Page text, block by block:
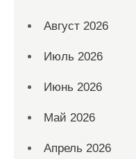
Август 2026
Июль 2026
Июнь 2026
Май 2026
Апрель 2026